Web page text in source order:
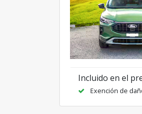
Incluido en el
Exención de